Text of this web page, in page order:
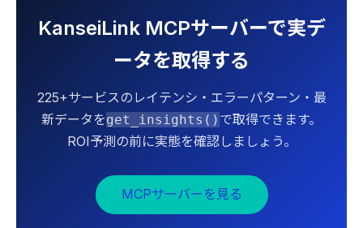
KanseiLink MCPサーバーで実デ
ータを取得する
225+サービスのレイテンシ・エラーパターン・最
新データをget_insights() で取得できます。
ROI予測の前に実態を確認しましょう。
MCPサーバーを見る